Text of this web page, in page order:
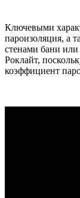
Ключевыми
пароизоляция, а
стенами бани
Роклайт,
коэффициент